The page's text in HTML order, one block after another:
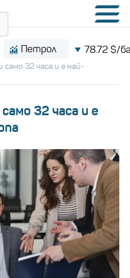
78.72 $/барел
32 часа и е най-
32 часа и е